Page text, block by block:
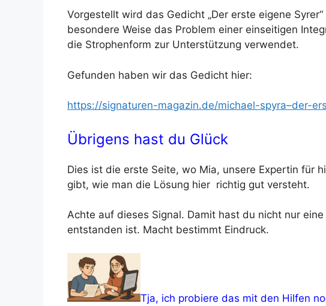
Vorgestellt wird das Gedicht „Der erste eigene
besondere Weise das Problem einer einseitigen
die Strophenform zur Unterstützung verwendet.
Gefunden haben wir das Gedicht hier:
https://signaturen-magazin.de/michael-spyra–der-
Übrigens hast du Glück
Dies ist die erste Seite, wo Mia, unsere Expertin für
gibt, wie man die Lösung hier richtig gut versteht.
Achte auf dieses Signal. Damit hast du nicht nur
entstanden ist. Macht bestimmt Eindruck.
Tja, ich probiere das mit den Hilfen